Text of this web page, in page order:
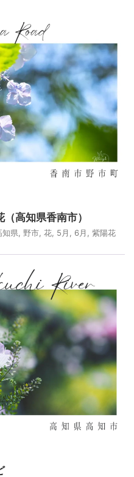
高知県香南市）
知県 野市 花 5月 6月 紫陽花